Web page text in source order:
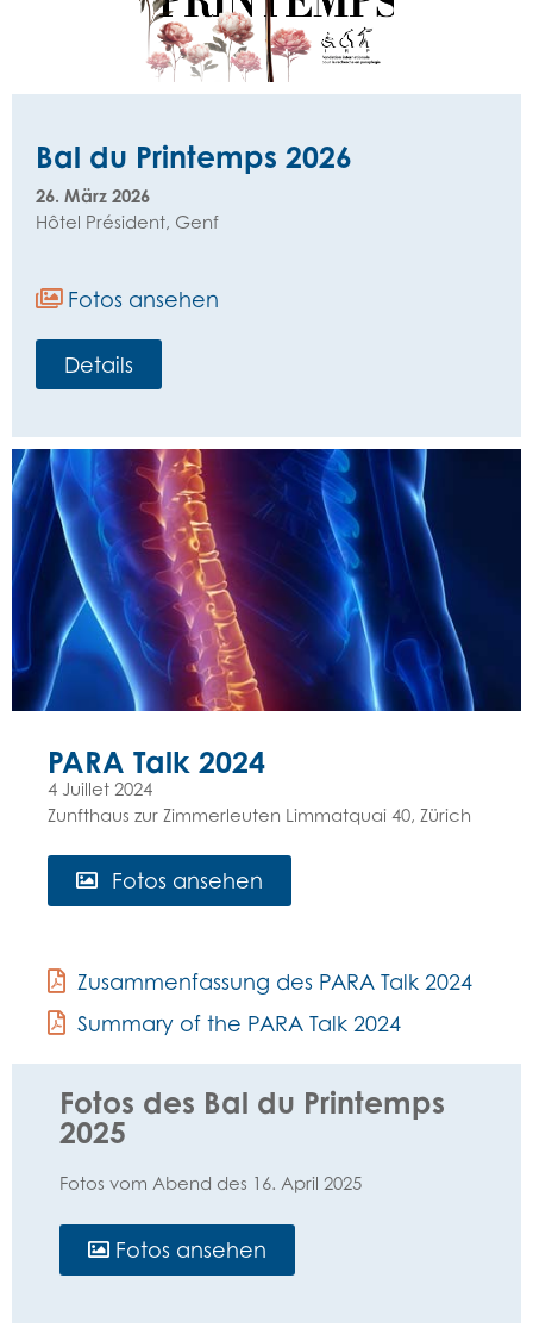
Bal du Printemps 2026
26. März 2026
Hôtel Président, Genf
Fotos ansehen
Details
PARA Talk 2024
4 Juillet 2024
Zunfthaus zur Zimmerleuten Limmatquai 40, Zürich
Fotos ansehen
Zusammenfassung des PARA Talk 2024
Summary of the PARA Talk 2024
Fotos des Bal du Printemps
2025
Fotos vom Abend des 16. April 2025
Fotos ansehen